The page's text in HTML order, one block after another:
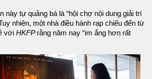
này tự quảng bá là “hội chợ nội dung giải trí
nhiên, một nhà điều hành rạp chiếu đến từ
với HKFP rằng năm nay “im ắng hơn rất